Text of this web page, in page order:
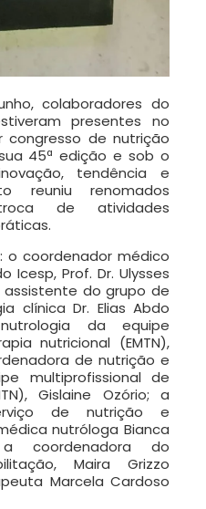
colaboradores do
presentes no
congresso de nutrição
45ª edição e sob o
tendência e
reuniu renomados
de atividades
o coordenador médico
Icesp, Prof. Dr. Ulysses
assistente do grupo de
clínica Dr. Elias Abdo
da equipe
nutricional (EMTN),
de nutrição e
multiprofissional de
Gislaine Ozório; a
de nutrição e
nutróloga Bianca
a coordenadora do
Maira Grizzo
Marcela Cardoso